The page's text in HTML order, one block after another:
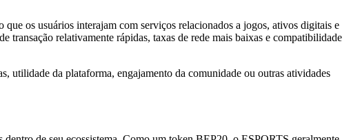
os usuários interajam com serviços relacionados a jogos, ativos digitais e
relativamente rápidas, taxas de rede mais baixas e compatibilidade
utilidade da plataforma, engajamento da comunidade ou outras atividades